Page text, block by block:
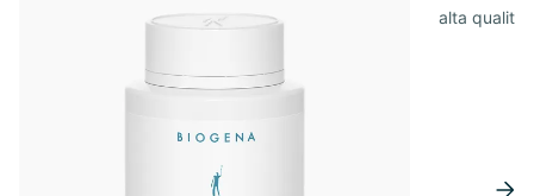
alta qualità